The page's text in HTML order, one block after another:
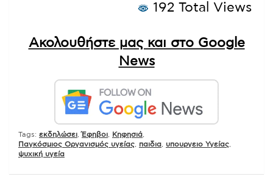
192 Total Views
Ακολουθήστε μας και στο Google
News
Tags: εκδηλώσει ,Έφηβοι Κηφησιά
Παγκόσμιος Οργανισμός υγείας
παιδια υπουργειο Υγείας
ψυχική υγεία